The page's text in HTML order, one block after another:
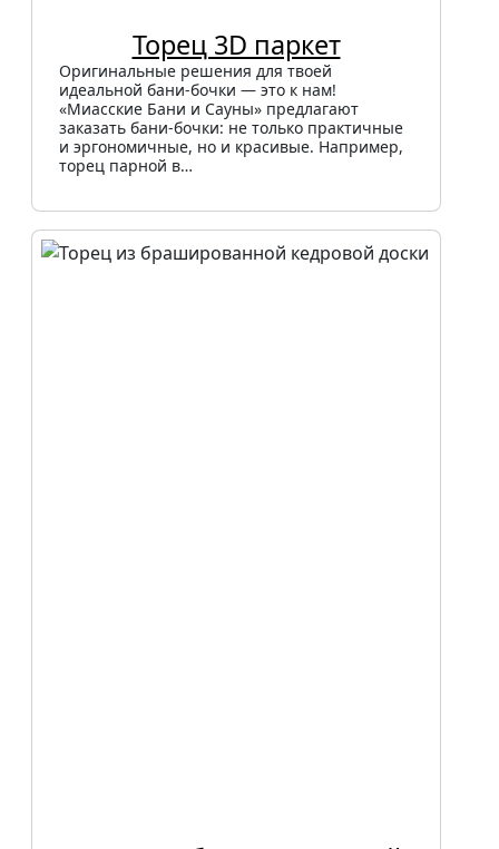
Торец 3D паркет
Оригинальные решения для твоей
идеальной бани-бочки — это к нам!
«Миасские Бани и Сауны» предлагают
заказать бани-бочки: не только практичные
и эргономичные, но и красивые. Например,
торец парной в…